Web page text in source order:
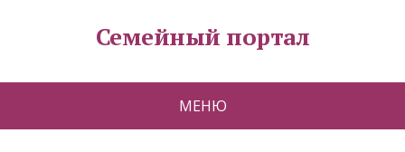
Семейный портал
МЕНЮ